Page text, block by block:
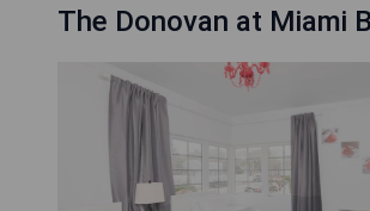
The Donovan at Miami